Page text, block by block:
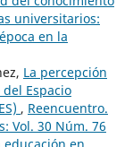
universitarios:
en la
La percepción
Espacio
, Reencuentro.
Vol. 30 Núm. 76
educación en